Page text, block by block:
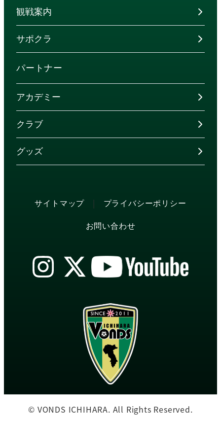
観戦案内
サポクラ
パートナー
アカデミー
クラブ
グッズ
サイトマップ | プライバシーポリシー
お問い合わせ
© VONDS ICHIHARA. All Rights Reserved.